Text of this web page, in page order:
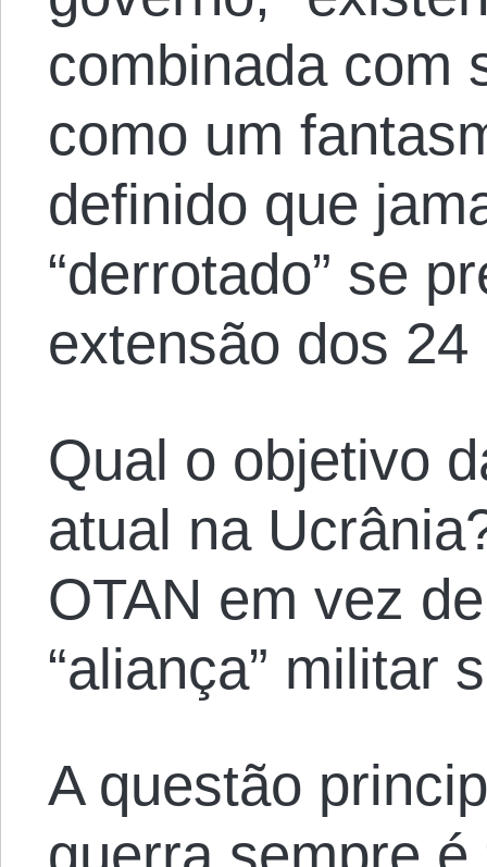
combinada com
como um
definido que
“derrotado” se
extensão dos
Qual o objetivo
atual na
OTAN em vez
“aliança” militar
A questão